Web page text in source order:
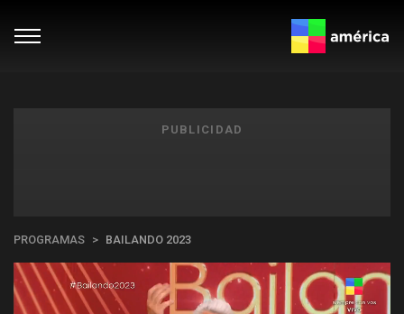
PUBLICIDAD
PROGRAMAS BAILANDO 2023